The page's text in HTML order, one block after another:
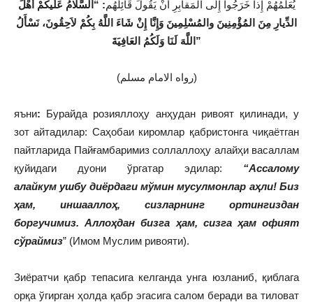
يُعَلِّمُهُمْ إِذا خَرَجُوا إِلى المَقابِرِ أَنْ يَقُولَ قَائِلُهُم: “السَّلامُ عَلَيكُمْ أَهْلَ
الدِّيارِ مِنَ المُؤْمِنِينَ والمُسْلِمِينَ وَإِنَّا إِنْ شَاءَ اللَّهُ بِكُمْ لاَحِقُونَ، نَسْأَلُ
اللَّهَ لَنَا وَلَكُمُ العَافِيَةَ”
(رواه الامام مسلم)
яъни: Бурайда розияллоҳу анҳудан ривоят қилинади, у
зот айтадилар: Саҳобаи киромлар қабристонга чиқаётган
пайтларида Пайғамбаримиз соллаллоҳу алайҳи васаллам
қуйидаги дуони ўргатар эдилар: “Ассалому
алайкум ушбу диёрдагимўмин мусулмонлар аҳли! Биз
ҳам, иншааллоҳ, сизларнинг ортингиздан
боргучимиз. Аллоҳдан бизга ҳам, сизга ҳам офият
сўраймиз” (Имом Муслим ривояти).
Зиёратчи қабр тепасига келганда унга юзланиб, қиблага
орқа ўгирган ҳолда қабр эгасига салом беради ва тиловат